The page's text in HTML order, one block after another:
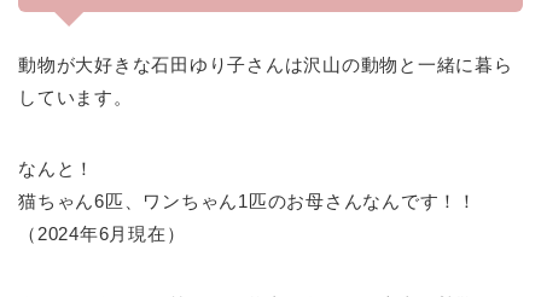
動物が大好きな石田ゆり子さんは沢山の動物と一緒に暮ら
しています。
なんと！
猫ちゃん6匹、ワンちゃん1匹のお母さんなんです！！
（2024年6月現在）